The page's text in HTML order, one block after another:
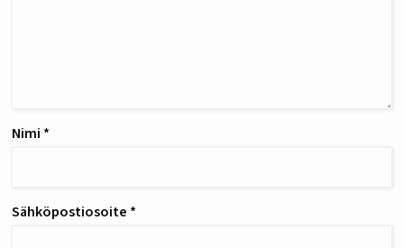
Nimi *
Sähköpostiosoite *